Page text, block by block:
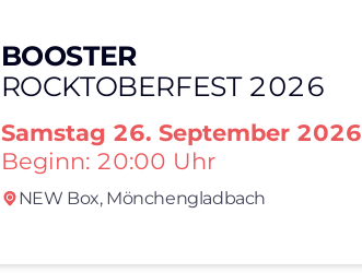
BOOSTER
ROCKTOBERFEST 2026
Samstag 26. September 2026
Beginn: 20:00 Uhr
NEW Box, Mönchengladbach